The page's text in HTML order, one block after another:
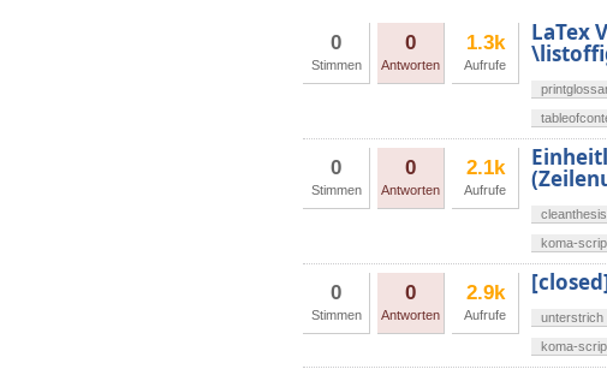
0
Stimmen
0
Antworten
1.3k
Aufrufe
LaTex
0
Stimmen
0
Antworten
2.1k
Aufrufe
cleanthesis
koma-
0
Stimmen
0
Antworten
2.9k
Aufrufe unterstrich
koma-